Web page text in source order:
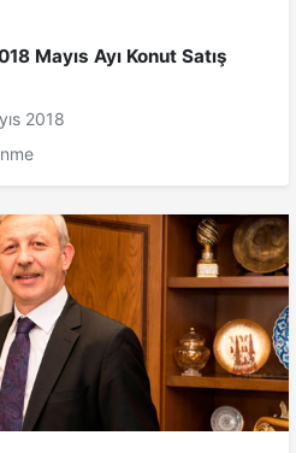
Mayıs Ayı Konut Satış
2018